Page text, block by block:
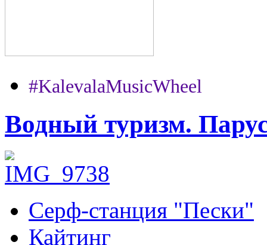
#KalevalaMusicWheel
Водный туризм.
Серф-станция "Пески"
Кайтинг